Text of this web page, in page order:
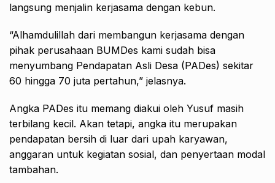
langsung menjalin kerjasama dengan kebun.
“Alhamdulillah dari membangun kerjasama dengan
pihak perusahaan BUMDes kami sudah bisa
menyumbang Pendapatan Asli Desa (PADes) sekitar
60 hingga 70 juta pertahun,” jelasnya.
Angka PADes itu memang diakui oleh Yusuf masih
terbilang kecil. Akan tetapi, angka itu merupakan
pendapatan bersih di luar dari upah karyawan,
anggaran untuk kegiatan sosial, dan penyertaan modal
tambahan.